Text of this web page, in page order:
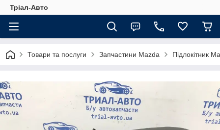
Тріал-Авто
Товари та послуги Запчастини Mazda Підлокітник